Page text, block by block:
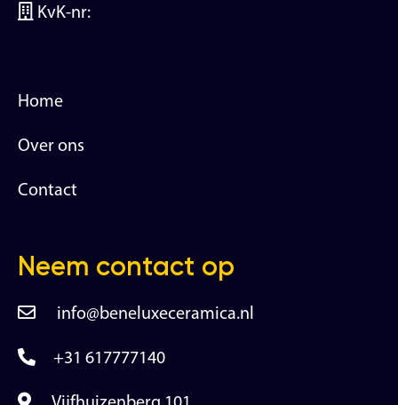
KvK-nr:
Home
Over ons
Contact
Neem contact op
info@beneluxeceramica.nl
+31 617777140